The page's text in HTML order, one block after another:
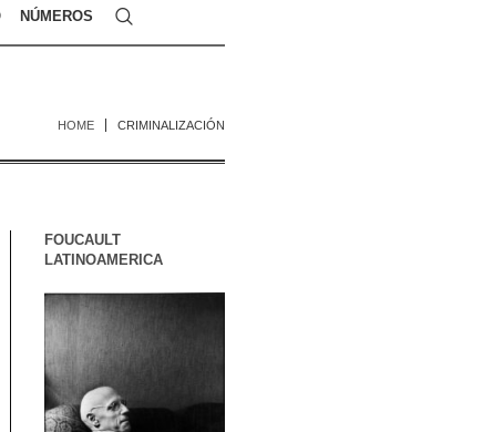
NÚMEROS
HOME CRIMINALIZACIÓN
FOUCAULT
LATINOAMERICA